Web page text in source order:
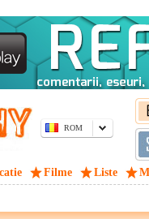
ROM
Filme Liste